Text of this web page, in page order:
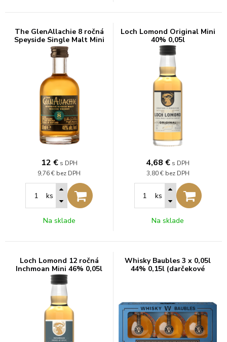
The GlenAllachie 8 ročná
Speyside Single Malt Mini
46% 0,05l
12 € s DPH
9,76 € bez DPH
ks
Na sklade
Loch Lomond Original Mini
40% 0,05l
4,68 € s DPH
3,80 € bez DPH
ks
Na sklade
Loch Lomond 12 ročná
Inchmoan Mini 46% 0,05l
Whisky Baubles 3 x 0,05l
44% 0,15l (darčekové